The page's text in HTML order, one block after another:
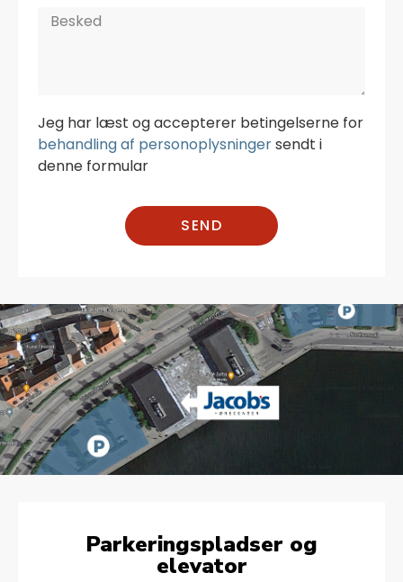
Jeg har læst og accepterer betingelserne for
behandling af personoplysningersendt i
denne formular
SEND
Parkeringspladser og
elevator